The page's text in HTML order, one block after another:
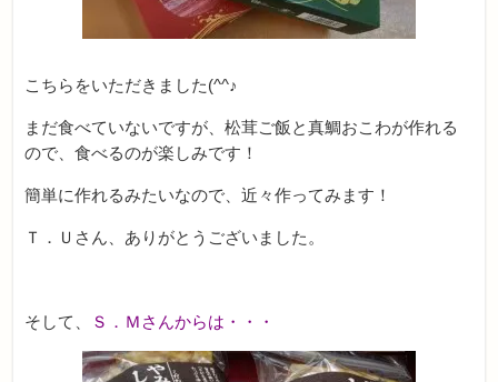
こちらをいただきました(^^♪
まだ食べていないですが、松茸ご飯と真鯛おこわが作れる
ので、食べるのが楽しみです！
簡単に作れるみたいなので、近々作ってみます！
Ｔ．Ｕさん、ありがとうございました。
そして、 Ｓ．Ｍさんからは・・・